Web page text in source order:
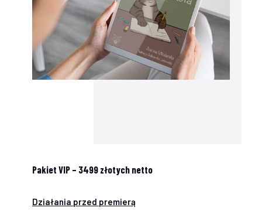
Pakiet VIP – 3499 złotych netto
Działania przed premierą